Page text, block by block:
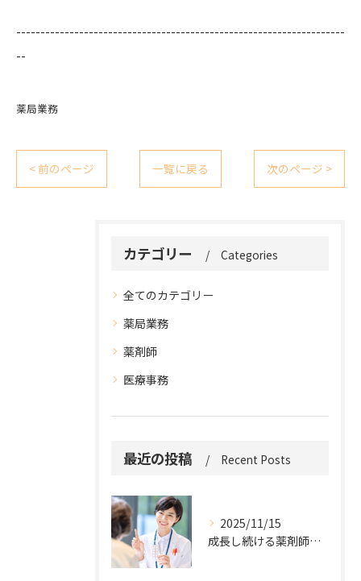
--------------------------------------------------------------------
--
薬局業務
< 前のページ 一覧に戻る 次のページ >
カテゴリー Categories
全てのカテゴリー
薬局業務
薬剤師
医療事務
最近の投稿 Recent Posts
2025/11/15
成長し続ける薬剤師の働き方の秘訣